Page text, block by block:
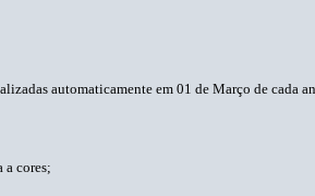
automaticamente em 01 de Março de cada
a cores;